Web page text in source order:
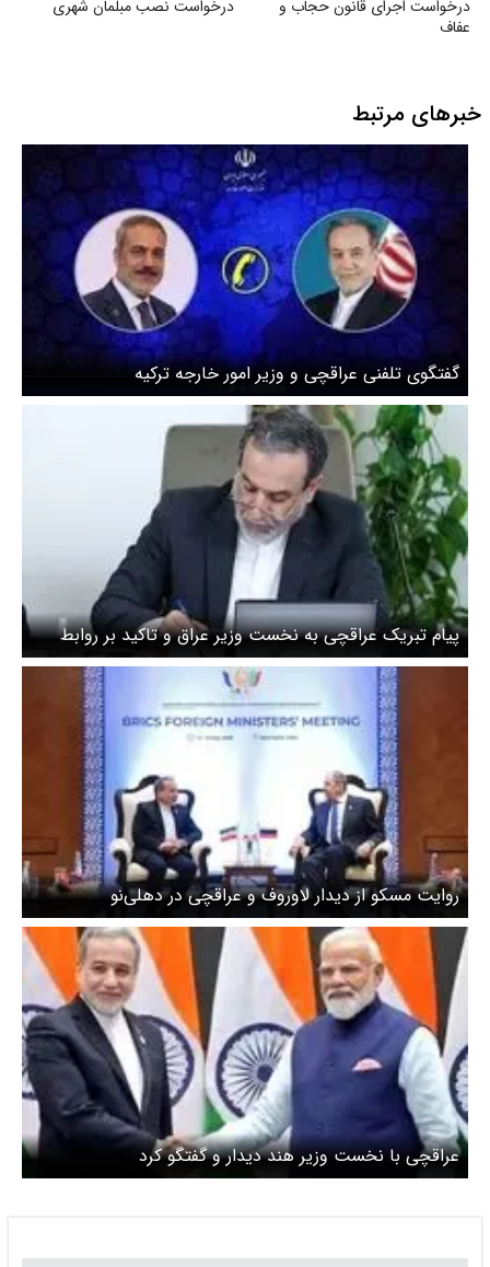
درخواست اجرای قانون حجاب و
عفاف
درخواست نصب مبلمان شهری
خبرهای مرتبط
گفتگوی تلفنی عراقچی و وزیر امور خارجه ترکیه
پیام تبریک عراقچی به نخست وزیر عراق و تاکید بر روابط
برادرانه با دولت جدید
روایت مسکو از دیدار لاوروف و عراقچی در دهلی‌نو
عراقچی با نخست وزیر هند دیدار و گفتگو کرد